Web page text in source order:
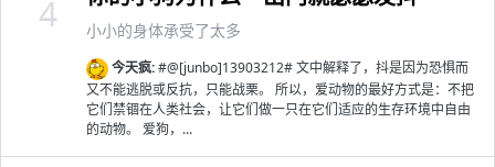
小小的身体承受了太多
今天疯:#@[junbo]13903212# 文中解释了，抖是因为恐惧而
又不能逃脱或反抗，只能战栗。 所以，爱动物的最好方式是：不把
它们禁锢在人类社会，让它们做一只在它们适应的生存环境中自由
的动物。 爱狗，...
4